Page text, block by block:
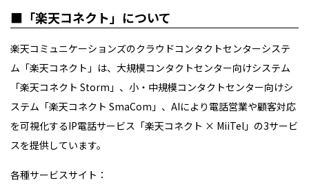
■「楽天コネクト」について
楽天コミュニケーションズのクラウドコンタクトセンターシステ
ム「楽天コネクト」は、大規模コンタクトセンター向けシステム
「楽天コネクト Storm 」、小・中規模コンタクトセンター向けシ
ステム「楽天コネクト SmaCom 」、 AIにより電話営業や顧客対応
を可視化するIP電話サービス「楽天コネクト × MiiTel 」の3サービ
スを提供しています。
各種サービスサイト：